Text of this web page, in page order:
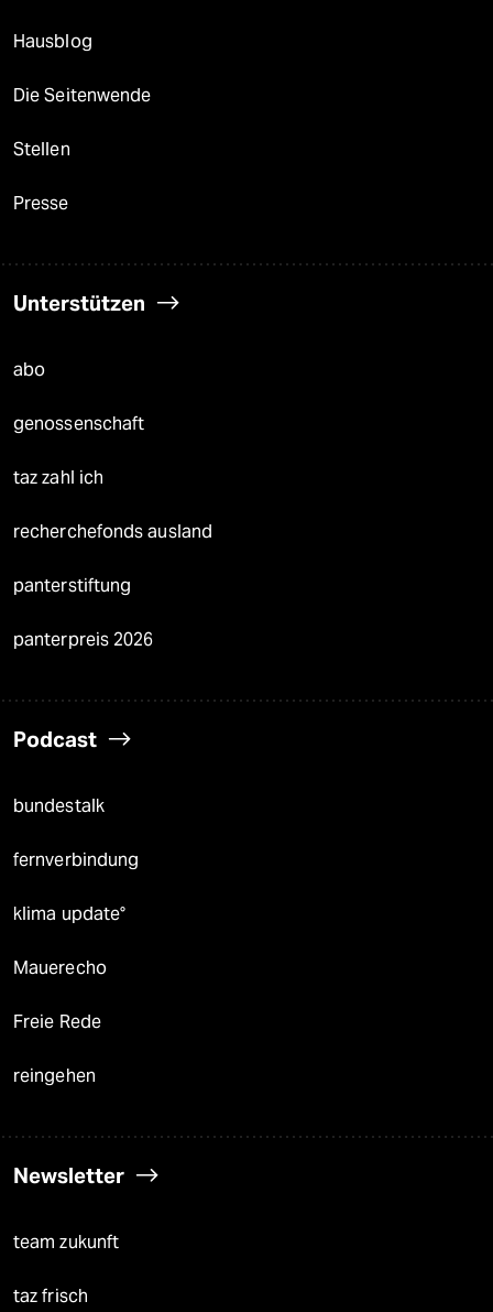
Hausblog
Die Seitenwende
Stellen
Presse
Unterstützen
abo
genossenschaft
taz zahl ich
recherchefonds ausland
panterstiftung
panterpreis 2026
Podcast
bundestalk
fernverbindung
klima update°
Mauerecho
Freie Rede
reingehen
Newsletter
team zukunft
taz frisch